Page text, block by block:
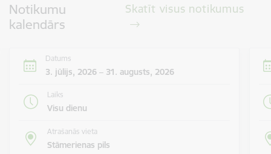
Notikumu
kalendārs
Skatīt visus notikumus
Datums
3. jūlijs, 2026 – 31. augusts, 2026
Laiks
Visu dienu
Atrašanās vieta
Stāmerienas pils